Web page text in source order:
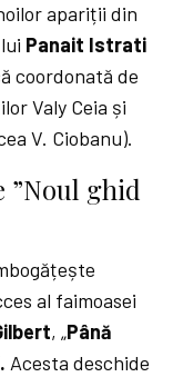
apariții din
Panait Istrati
coordonată de
Valy Ceia și
V. Ciobanu).
”Noul ghid
al faimoasei
, „Până
Acesta deschide